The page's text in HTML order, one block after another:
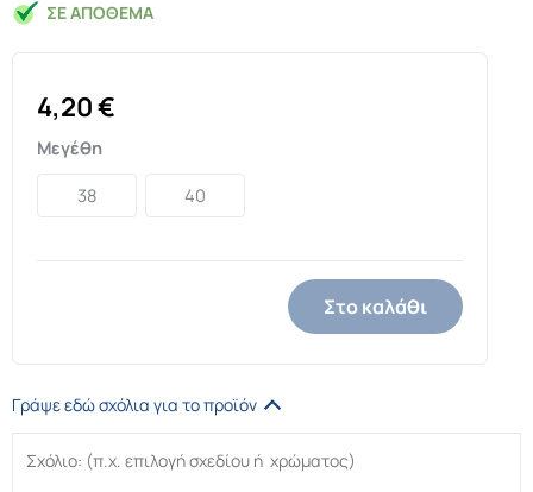
ΣΕ ΑΠΌΘΕΜΑ
4,20€
Μεγέθη
38 40
Στο καλάθι
Γράψε εδώ σχόλια για το προϊόν